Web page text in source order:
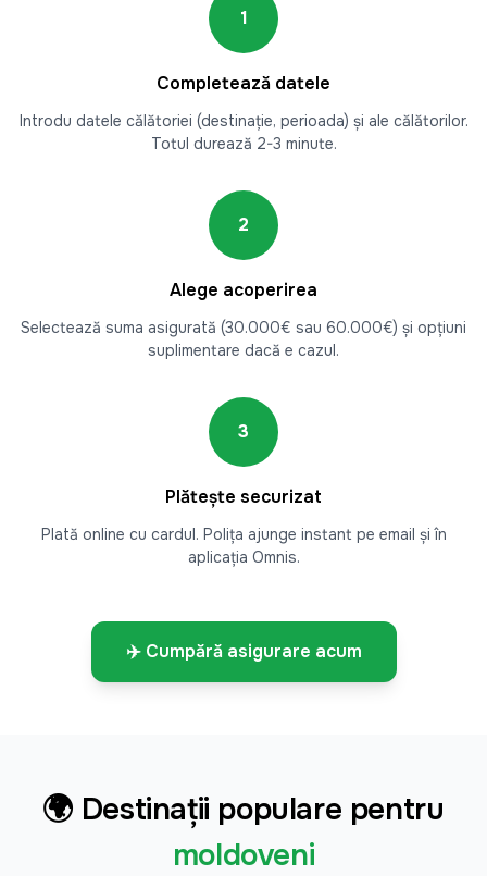
1
Completează datele
Introdu datele călătoriei (destinație, perioada) și ale călătorilor.
Totul durează 2-3 minute.
2
Alege acoperirea
Selectează suma asigurată (30.000€ sau 60.000€) și opțiuni
suplimentare dacă e cazul.
3
Plătește securizat
Plată online cu cardul. Polița ajunge instant pe email și în
aplicația Omnis.
✈️ Cumpără asigurare acum
🌍 Destinații populare pentru
moldoveni